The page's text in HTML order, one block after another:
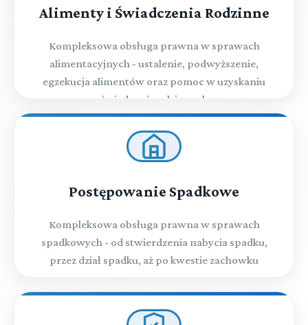
Alimenty i Świadczenia Rodzinne
Kompleksowa obsługa prawna w sprawach
alimentacyjnych - ustalenie, podwyższenie,
egzekucja alimentów oraz pomoc w uzyskaniu
świadczeń rodzinnych
Postępowanie Spadkowe
Kompleksowa obsługa prawna w sprawach
spadkowych - od stwierdzenia nabycia spadku,
przez dział spadku, aż po kwestie zachowku